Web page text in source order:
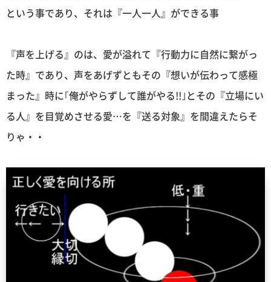
という事であり、それは『一人一人』ができる事
『声を上げる』のは、愛が溢れて『行動力に自然に繋がっ
た時』であり、声をあげずともその『想いが伝わって感極
まった』時に｢俺がやらずして誰がやる!!｣とその『立場にい
る人』を目覚めさせる愛…を『送る対象』を間違えたらそ
りゃ・・